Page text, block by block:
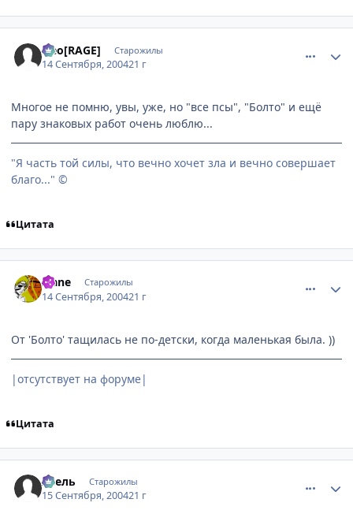
Neo[RAGE] Старожилы
14 Сентября, 200421 г
Многое не помню, увы, уже, но "все псы", "Болто" и ещё
пару знаковых работ очень люблю...
"Я часть той силы, что вечно хочет зла и вечно совершает
благо..." ©
Цитата
Isane Старожилы
14 Сентября, 200421 г
От 'Болто' тащилась не по-детски, когда маленькая была. ))
|отсутствует на форуме|
Цитата
Асель Старожилы
15 Сентября, 200421 г